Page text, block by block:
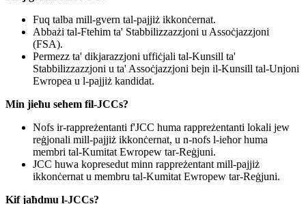
​​Fuq talba mill-gvern tal-pajjiż ikkonċernat.
Abbażi tal-Ftehim ta' Stabbilizzazzjoni u Assoċjazzjoni
(FSA).
Permezz ta' dikjarazzjoni uffiċjali tal-Kunsill ta'
Stabbilizzazzjoni u ta' Assoċjazzjoni bejn il-Kunsill tal-Unjoni
Ewropea u l-pajjiż kandidat.
Min jieħu sehem fil-JCCs?
​​Nofs ir-rappreżentanti f'JCC huma rappreżentanti lokali jew
reġjonali mill-pajjiż ikkonċernat, u n-nofs l-ieħor huma
membri tal-Kumitat Ewropew tar-Reġjuni.
JCC huwa kopresedut minn rappreżentant mill-pajjiż
ikkonċernat u membru tal-Kumitat Ewropew tar-Reġjuni.
Kif jaħdmu l-JCCs?